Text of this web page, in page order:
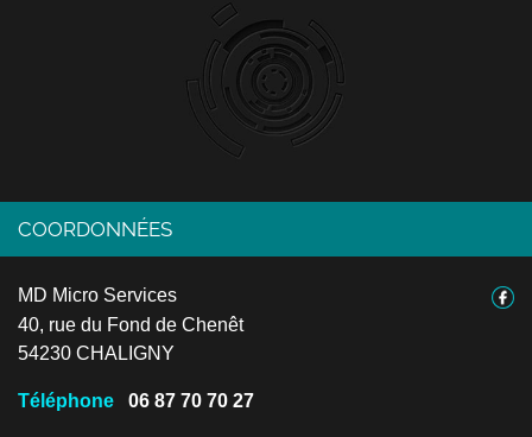
COORDONNÉES
MD Micro Services
40, rue du Fond de Chenêt
54230 CHALIGNY
Téléphone 06 87 70 70 27